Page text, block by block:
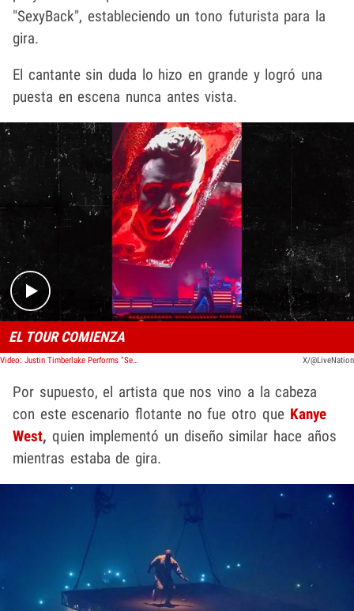
"SexyBack", estableciendo un tono futurista para la
gira.
El cantante sin duda lo hizo en grande y logró una
puesta en escena nunca antes vista.
Play video content
EL TOUR COMIENZA
Video: Justin Timberlake Performs "SexyBack" With Giant Face Projection X/@LiveNation
Por supuesto, el artista que nos vino a la cabeza
con este escenario flotante no fue otro que Kanye
West, quien implementó un diseño similar hace años
mientras estaba de gira.